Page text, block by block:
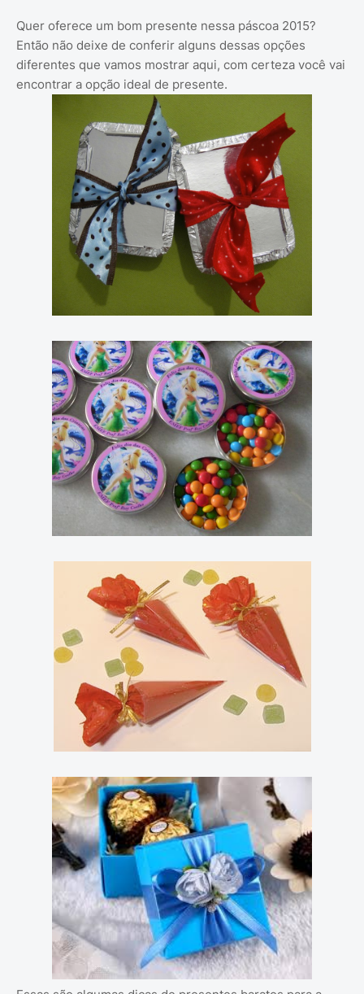
Quer oferece um bom presente nessa páscoa 2015?
Então não deixe de conferir alguns dessas opções
diferentes que vamos mostrar aqui, com certeza você vai
encontrar a opção ideal de presente.